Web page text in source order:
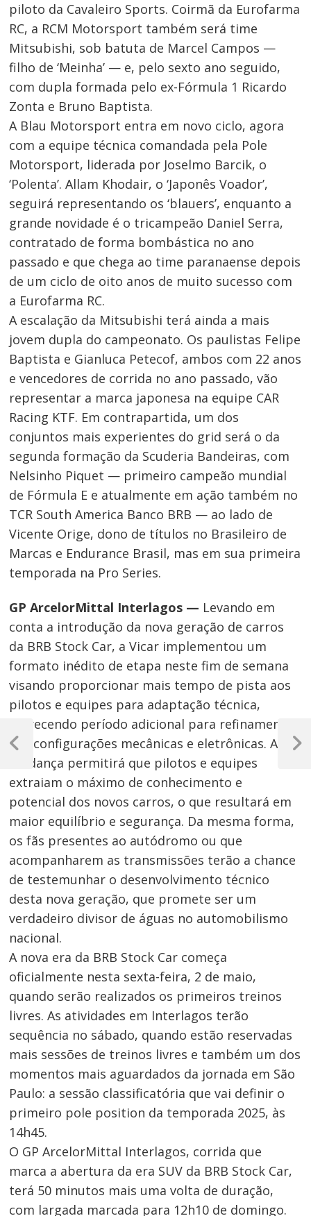
piloto da Cavaleiro Sports. Coirmã da Eurofarma
RC, a RCM Motorsport também será time
Mitsubishi, sob batuta de Marcel Campos —
filho de ‘Meinha’ — e, pelo sexto ano seguido,
com dupla formada pelo ex-Fórmula 1 Ricardo
Zonta e Bruno Baptista.
A Blau Motorsport entra em novo ciclo, agora
com a equipe técnica comandada pela Pole
Motorsport, liderada por Joselmo Barcik, o
‘Polenta’. Allam Khodair, o ‘Japonês Voador’,
seguirá representando os ‘blauers’, enquanto a
grande novidade é o tricampeão Daniel Serra,
contratado de forma bombástica no ano
passado e que chega ao time paranaense depois
de um ciclo de oito anos de muito sucesso com
a Eurofarma RC.
A escalação da Mitsubishi terá ainda a mais
jovem dupla do campeonato. Os paulistas Felipe
Baptista e Gianluca Petecof, ambos com 22 anos
e vencedores de corrida no ano passado, vão
representar a marca japonesa na equipe CAR
Racing KTF. Em contrapartida, um dos
conjuntos mais experientes do grid será o da
segunda formação da Scuderia Bandeiras, com
Nelsinho Piquet — primeiro campeão mundial
de Fórmula E e atualmente em ação também no
TCR South America Banco BRB — ao lado de
Vicente Orige, dono de títulos no Brasileiro de
Marcas e Endurance Brasil, mas em sua primeira
temporada na Pro Series.
GP ArcelorMittal Interlagos — Levando em
conta a introdução da nova geração de carros
da BRB Stock Car, a Vicar implementou um
formato inédito de etapa neste fim de semana
visando proporcionar mais tempo de pista aos
pilotos e equipes para adaptação técnica,
oferecendo período adicional para refinamento
das configurações mecânicas e eletrônicas. A
mudança permitirá que pilotos e equipes
extraiam o máximo de conhecimento e
potencial dos novos carros, o que resultará em
maior equilíbrio e segurança. Da mesma forma,
os fãs presentes ao autódromo ou que
acompanharem as transmissões terão a chance
de testemunhar o desenvolvimento técnico
desta nova geração, que promete ser um
verdadeiro divisor de águas no automobilismo
nacional.
A nova era da BRB Stock Car começa
oficialmente nesta sexta-feira, 2 de maio,
quando serão realizados os primeiros treinos
livres. As atividades em Interlagos terão
sequência no sábado, quando estão reservadas
mais sessões de treinos livres e também um dos
momentos mais aguardados da jornada em São
Paulo: a sessão classificatória que vai definir o
primeiro pole position da temporada 2025, às
14h45.
O GP ArcelorMittal Interlagos, corrida que
marca a abertura da era SUV da BRB Stock Car,
terá 50 minutos mais uma volta de duração,
com largada marcada para 12h10 de domingo.
Navegação
de
Post
Post
Anterior